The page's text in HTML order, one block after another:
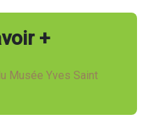
+
Musée Yves Saint